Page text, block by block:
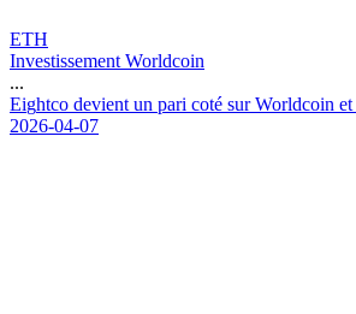
ETH
Investissement Worldcoin
...
Eightco devient un pari coté sur Worldcoin et
2026-04-07